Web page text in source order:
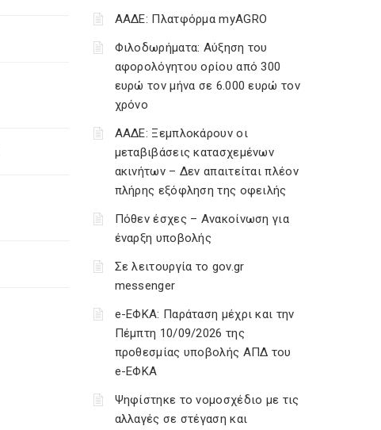
ΑΑΔΕ: Πλατφόρμα myAGRO
Φιλοδωρήματα: Αύξηση του
αφορολόγητου ορίου από 300
ευρώ τον μήνα σε 6.000 ευρώ τον
χρόνο
ΑΑΔΕ: Ξεμπλοκάρουν οι
μεταβιβάσεις κατασχεμένων
ακινήτων – Δεν απαιτείται πλέον
πλήρης εξόφληση της οφειλής
Πόθεν έσχες – Ανακοίνωση για
έναρξη υποβολής
Σε λειτουργία το gov.gr
messenger
e-ΕΦΚΑ: Παράταση μέχρι και την
Πέμπτη 10/09/2026 της
προθεσμίας υποβολής ΑΠΔ του
e-ΕΦΚΑ
Ψηφίστηκε το νομοσχέδιο με τις
αλλαγές σε στέγαση και